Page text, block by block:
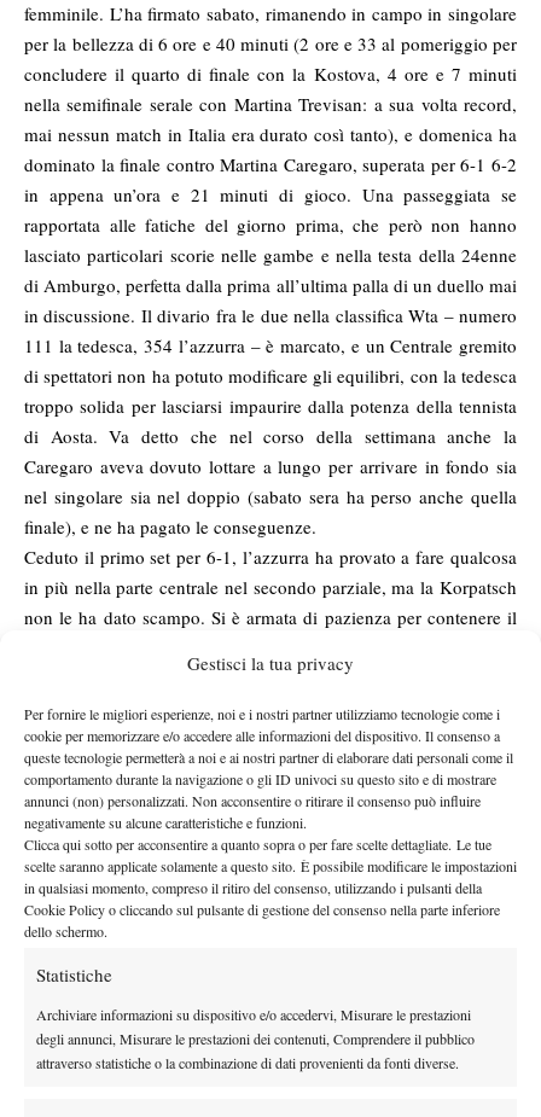
Gestisci la tua privacy
Per fornire le migliori esperienze, noi e i nostri partner utilizziamo tecnologie come i
cookie per memorizzare e/o accedere alle informazioni del dispositivo. Il consenso a
queste tecnologie permetterà a noi e ai nostri partner di elaborare dati personali come il
comportamento durante la navigazione o gli ID univoci su questo sito e di mostrare
annunci (non) personalizzati. Non acconsentire o ritirare il consenso può influire
negativamente su alcune caratteristiche e funzioni.
Clicca qui sotto per acconsentire a quanto sopra o per fare scelte dettagliate. Le tue
scelte saranno applicate solamente a questo sito. È possibile modificare le impostazioni
in qualsiasi momento, compreso il ritiro del consenso, utilizzando i pulsanti della
Cookie Policy o cliccando sul pulsante di gestione del consenso nella parte inferiore
dello schermo.
Statistiche
Archiviare informazioni su dispositivo e/o accedervi, Misurare le prestazioni
degli annunci, Misurare le prestazioni dei contenuti, Comprendere il pubblico
attraverso statistiche o la combinazione di dati provenienti da fonti diverse.
femminile. L’ha firmato sabato, rimanendo in campo in singolare
per la bellezza di 6 ore e 40 minuti (2 ore e 33 al pomeriggio per
concludere il quarto di finale con la Kostova, 4 ore e 7 minuti
nella semifinale serale con Martina Trevisan: a sua volta record,
mai nessun match in Italia era durato così tanto), e domenica ha
dominato la finale contro Martina Caregaro, superata per 6-1 6-2
in appena un’ora e 21 minuti di gioco. Una passeggiata se
rapportata alle fatiche del giorno prima, che però non hanno
lasciato particolari scorie nelle gambe e nella testa della 24enne
di Amburgo, perfetta dalla prima all’ultima palla di un duello mai
in discussione. Il divario fra le due nella classifica Wta – numero
111 la tedesca, 354 l’azzurra – è marcato, e un Centrale gremito
di spettatori non ha potuto modificare gli equilibri, con la tedesca
troppo solida per lasciarsi impaurire dalla potenza della tennista
di Aosta. Va detto che nel corso della settimana anche la
Caregaro aveva dovuto lottare a lungo per arrivare in fondo sia
nel singolare sia nel doppio (sabato sera ha perso anche quella
finale), e ne ha pagato le conseguenze.
Ceduto il primo set per 6-1, l’azzurra ha provato a fare qualcosa
in più nella parte centrale nel secondo parziale, ma la Korpatsch
non le ha dato scampo. Si è armata di pazienza per contenere il
punti e poi è corsa verso il nono titolo in carriera, sigillato con un
ace. “Per prima cosa – ha detto la vincitrice – devo ringraziare gli
organizzatori per la wild card: senza, non sarei qui adesso.
Bagnatica è stata la scelta giusta, e sono davvero felice. Pensavo
che dopo i due lunghissimi match di ieri sarei rimasta senza
energie, invece ho recuperato alla grande e in finale ho dato
tutto. Il punteggio dice 6-1 6-2, ma non è stato facile come
potrebbe sembrare. Il record? Mi ha sorpreso, non ne sapevo
nulla. È divertente: sono fiera di me stessa”. Grazie al titolo, la
Wta, ora distante solo una cinquantina di punti. Al Trofeo Cpz ha
dimostrato che nel suo tennis c’è tutto per farcela al più presto:
potenza, intensità, solidità, forza mentale e quell’enorme
resistenza che le ha consegnato un record che porta anche